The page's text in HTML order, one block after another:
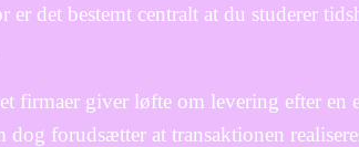
er det bestemt centralt at du studerer
firmaer giver løfte om levering efter en
dog forudsætter at transaktionen